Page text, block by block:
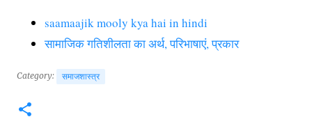
saamaajik mooly kya hai in hindi
सामाजिक गतिशीलता का अर्थ, परिभाषाएं, प्रकार
Category: समाजशास्त्र